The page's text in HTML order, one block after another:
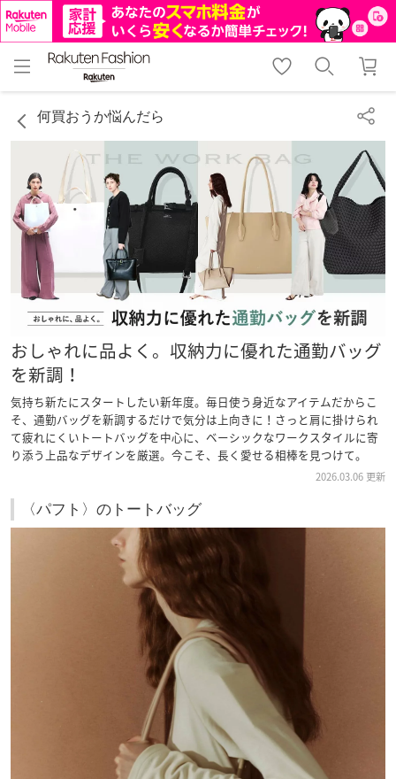
menu home
トップ
shopping_cart lock_outline
ログイン
何買おうか悩んだら
おしゃれに品よく。収納力に優れた通勤バッグ
を新調！
気持ち新たにスタートしたい新年度。毎日使う身近なアイテムだからこ
そ、通勤バッグを新調するだけで気分は上向きに！さっと肩に掛けられ
て疲れにくいトートバッグを中心に、ベーシックなワークスタイルに寄
り添う上品なデザインを厳選。今こそ、長く愛せる相棒を見つけて。
2026.03.06 更新
〈パフト〉のトートバッグ